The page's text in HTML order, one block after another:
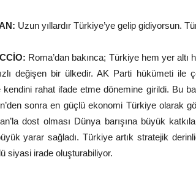
Uzun yıllardır Türkiye’ye gelip gidiyorsun.
Roma’dan bakınca; Türkiye hem yer altı
değişen bir ülkedir. AK Parti hükümeti ile
kendini rahat ifade etme dönemine girildi. Bu
sonra en güçlü ekonomi Türkiye olarak
dost olması Dünya barışına büyük
yarar sağladı. Türkiye artık stratejik
siyasi irade oluşturabiliyor.